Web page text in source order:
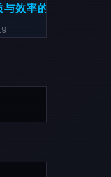
效率的双重保障